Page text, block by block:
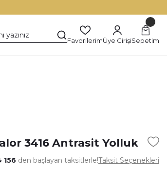
FavorilerimÜye GirişiSepetim
3416 Antrasit Yolluk
156 den başlayan taksitlerle!Taksit Seçenekleri